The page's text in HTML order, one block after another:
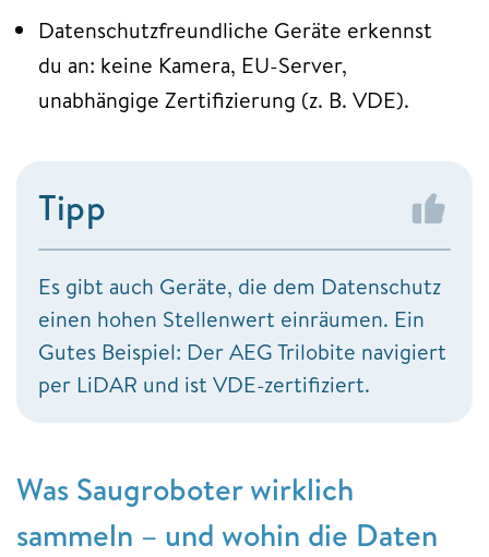
Datenschutzfreundliche Geräte erkennst
du an: keine Kamera, EU-Server,
unabhängige Zertifizierung (z. B. VDE).
Tipp
Es gibt auch Geräte, die dem Datenschutz
einen hohen Stellenwert einräumen. Ein
Gutes Beispiel: Der AEG Trilobite navigiert
per LiDAR und ist VDE-zertifiziert.
Was Saugroboter wirklich
sammeln – und wohin die Daten